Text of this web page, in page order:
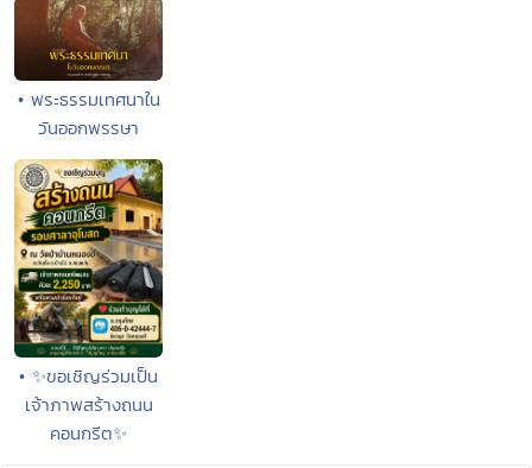
• พระธรรมเทศนาใน
วันออกพรรษา
• ✨ขอเชิญร่วมเป็น
เจ้าภาพสร้างถนน
คอนกรีต✨